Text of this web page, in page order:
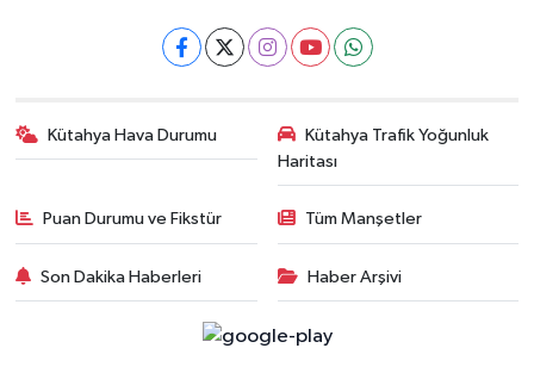
Kütahya Hava Durumu
Kütahya Trafik Yoğunluk
Haritası
Puan Durumu ve Fikstür Tüm Manşetler
Son Dakika Haberleri Haber Arşivi